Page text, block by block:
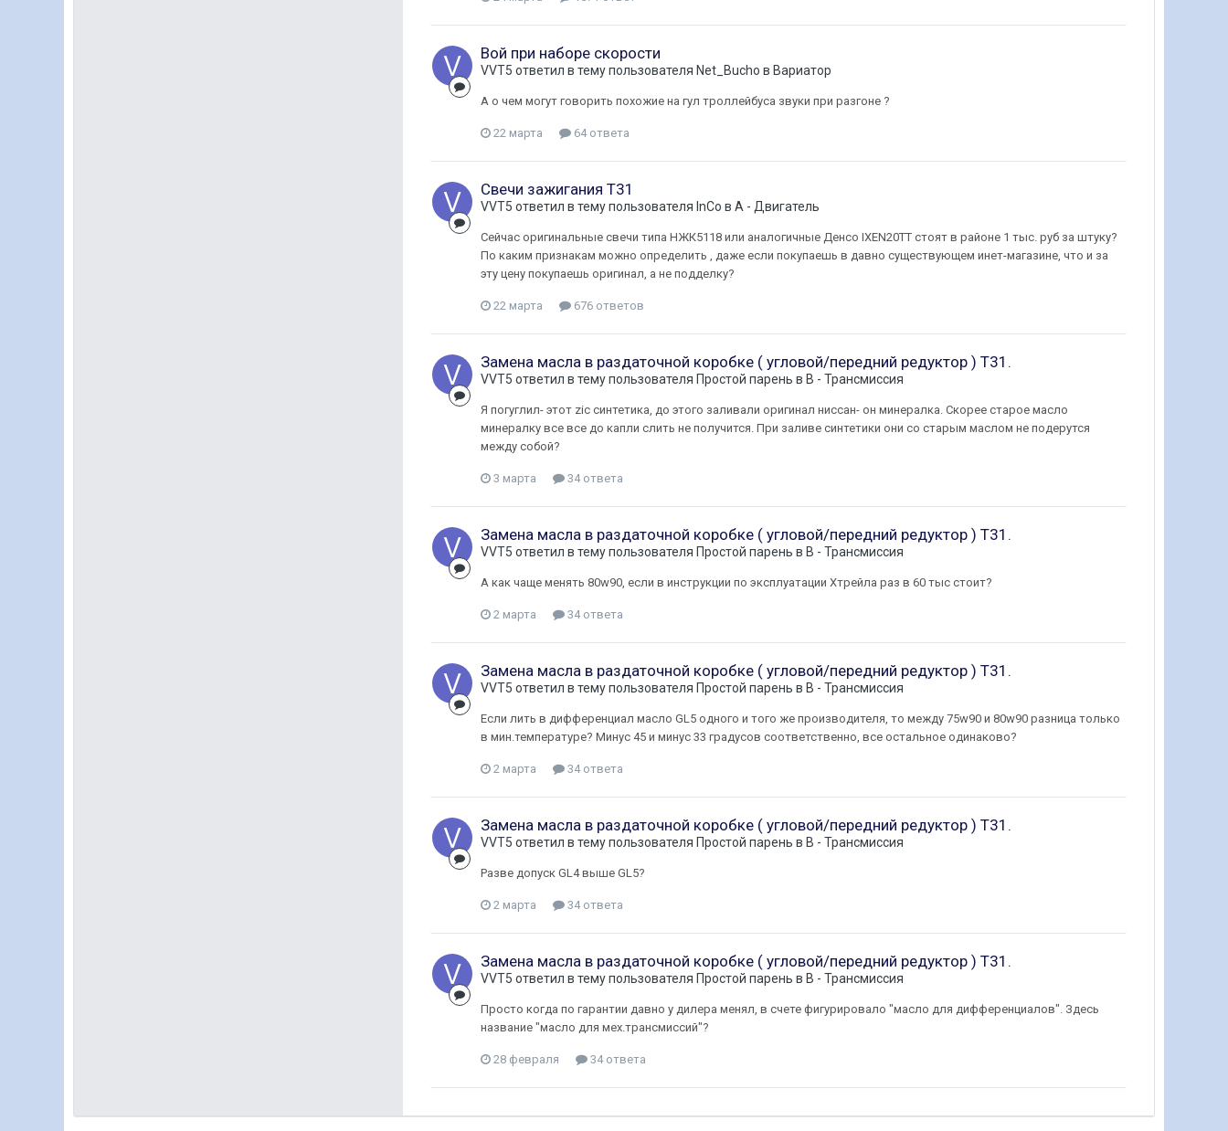
Вой при наборе скорости
VVT5 ответил в тему пользователя Net_Bucho в Вариатор
А о чем могут говорить похожие на гул троллейбуса звуки при разгоне ?
22 марта 64 ответа
Свечи зажигания Т31
VVT5 ответил в тему пользователя InCo в A - Двигатель
Сейчас оригинальные свечи типа НЖК5118 или аналогичные Денсо IXEN20TT стоят в районе 1 тыс. руб за штуку?
По каким признакам можно определить , даже если покупаешь в давно существующем инет-магазине, что и за
эту цену покупаешь оригинал, а не подделку?
22 марта 676 ответов
Замена масла в раздаточной коробке ( угловой/передний редуктор ) Т31.
VVT5 ответил в тему пользователя Простой парень в B - Трансмиссия
Я погуглил- этот zic синтетика, до этого заливали оригинал ниссан- он минералка. Скорее старое масло
минералку все все до капли слить не получится. При заливе синтетики они со старым маслом не подерутся
между собой?
3 марта 34 ответа
Замена масла в раздаточной коробке ( угловой/передний редуктор ) Т31.
VVT5 ответил в тему пользователя Простой парень в B - Трансмиссия
А как чаще менять 80w90, если в инструкции по эксплуатации Хтрейла раз в 60 тыс стоит?
2 марта 34 ответа
Замена масла в раздаточной коробке ( угловой/передний редуктор ) Т31.
VVT5 ответил в тему пользователя Простой парень в B - Трансмиссия
Если лить в дифференциал масло GL5 одного и того же производителя, то между 75w90 и 80w90 разница только
в мин.температуре? Минус 45 и минус 33 градусов соответственно, все остальное одинаково?
2 марта 34 ответа
Замена масла в раздаточной коробке ( угловой/передний редуктор ) Т31.
VVT5 ответил в тему пользователя Простой парень в B - Трансмиссия
Разве допуск GL4 выше GL5?
2 марта 34 ответа
Замена масла в раздаточной коробке ( угловой/передний редуктор ) Т31.
VVT5 ответил в тему пользователя Простой парень в B - Трансмиссия
Просто когда по гарантии давно у дилера менял, в счете фигурировало "масло для дифференциалов". Здесь
название "масло для мех.трансмиссий"?
28 февраля 34 ответа